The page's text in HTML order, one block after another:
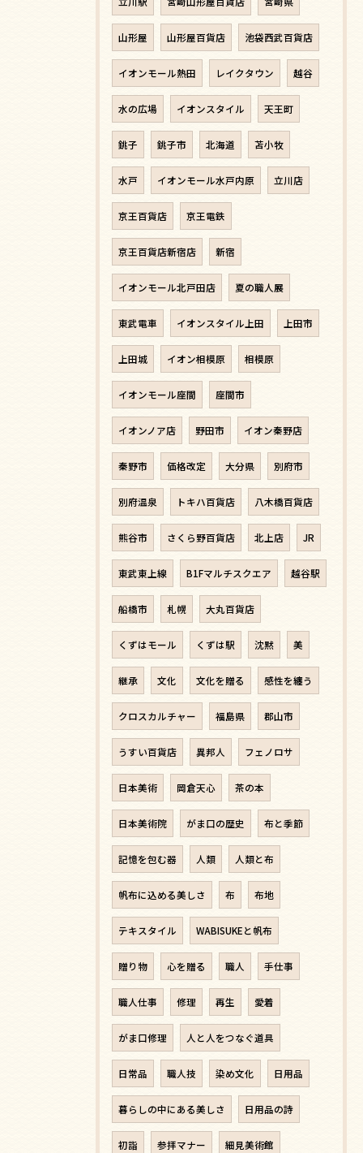
山形屋 山形屋百貨店 池袋西武百貨店
イオンモール熱田 レイクタウン 越谷
水の広場 イオンスタイル 天王町
銚子 銚子市 北海道 苫小牧
水戸 イオンモール水戸内原 立川店
京王百貨店 京王電鉄
京王百貨店新宿店 新宿
イオンモール北戸田店 夏の職人展
東武電車 イオンスタイル上田 上田市
上田城 イオン相模原 相模原
イオンモール座間 座間市
イオンノア店 野田市 イオン秦野店
秦野市 価格改定 大分県 別府市
別府温泉 トキハ百貨店 八木橋百貨店
熊谷市 さくら野百貨店 北上店 JR
東武東上線 B1Fマルチスクエア 越谷駅
船橋市 札幌 大丸百貨店
くずはモール くずは駅 沈黙 美
継承 文化 文化を贈る 感性を纏う
クロスカルチャー 福島県 郡山市
うすい百貨店 異邦人 フェノロサ
日本美術 岡倉天心 茶の本
日本美術院 がま口の歴史 布と季節
記憶を包む器 人類 人類と布
帆布に込める美しさ 布 布地
テキスタイル WABISUKEと帆布
贈り物 心を贈る 職人 手仕事
職人仕事 修理 再生 愛着
がま口修理 人と人をつなぐ道具
日常品 職人技 染め文化 日用品
暮らしの中にある美しさ 日用品の詩
初詣 参拝マナー 細見美術館